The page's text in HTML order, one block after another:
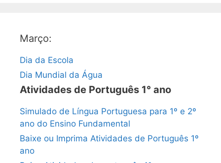
Março:
Dia da Escola
Dia Mundial da Água
Atividades de Português 1° ano
Simulado de Língua Portuguesa para 1º e 2º
ano do Ensino Fundamental
Baixe ou Imprima Atividades de Português 1º
ano